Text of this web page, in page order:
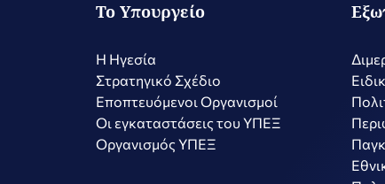
Το Υπουργείο
Η Ηγεσία
Στρατηγικό Σχέδιο
Εποπτευόμενοι Οργανισμοί
Οι εγκαταστάσεις του ΥΠΕΞ
Οργανισμός ΥΠΕΞ